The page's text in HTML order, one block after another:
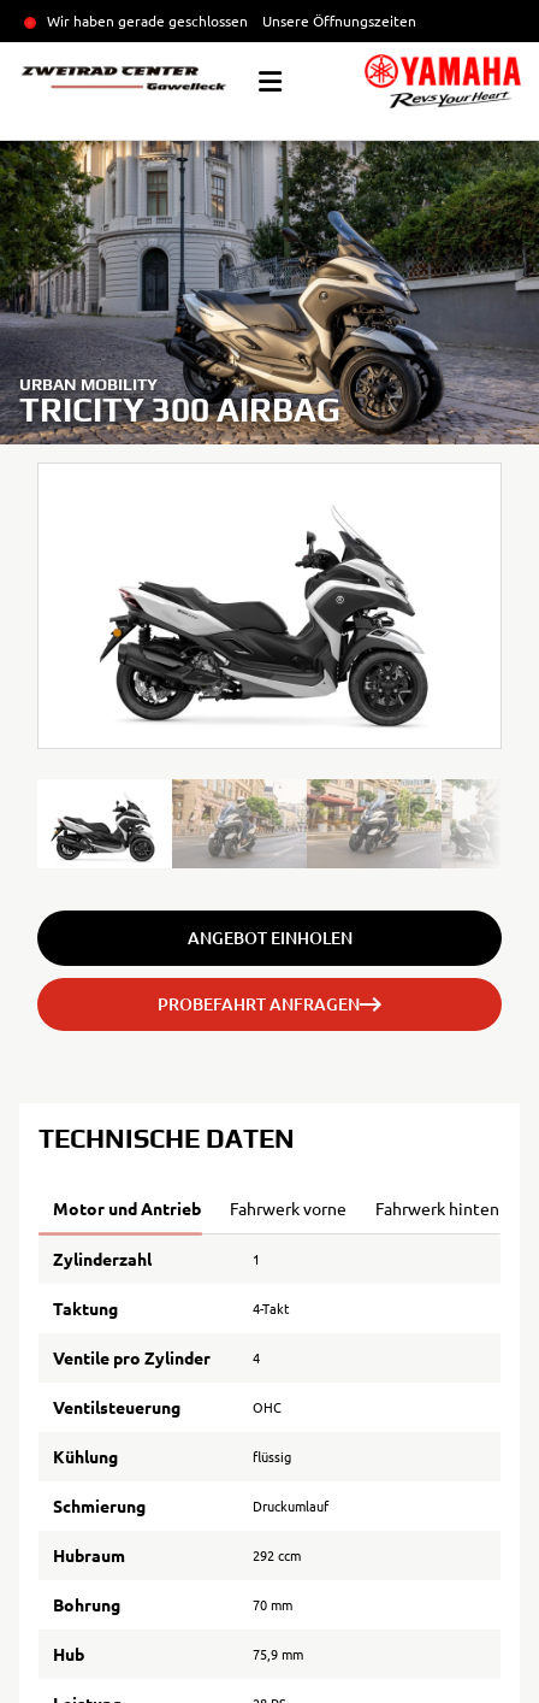
Wir haben gerade geschlossen Unsere Öffnungszeiten
URBAN MOBILITY
TRICITY 300 AIRBAG
ANGEBOT EINHOLEN
PROBEFAHRT ANFRAGEN
TECHNISCHE DATEN
Motor und Antrieb Fahrwerk vorne Fahrwerk hinten
Zylinderzahl 1
Taktung 4-Takt
Ventile pro Zylinder 4
Ventilsteuerung OHC
Kühlung flüssig
Schmierung Druckumlauf
Hubraum 292 ccm
Bohrung 70 mm
Hub 75,9 mm